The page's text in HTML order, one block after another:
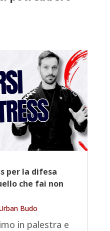
per la difesa
che fai non
Budo
in palestra e